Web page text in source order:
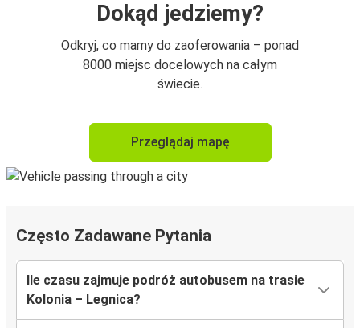
Dokąd jedziemy?
Odkryj, co mamy do zaoferowania – ponad
8000 miejsc docelowych na całym
świecie.
Przeglądaj mapę
Często Zadawane Pytania
Ile czasu zajmuje podróż autobusem na trasie
Kolonia – Legnica?